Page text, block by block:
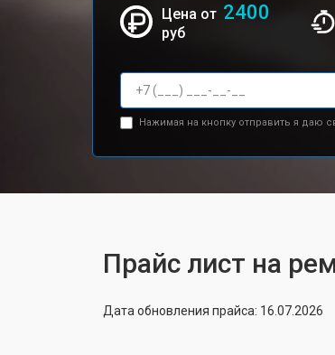
Цена от 2400
руб
Нажимая на кнопку отправить я даю
Прайс лист на
Дата обновления прайса: 16.07.2026